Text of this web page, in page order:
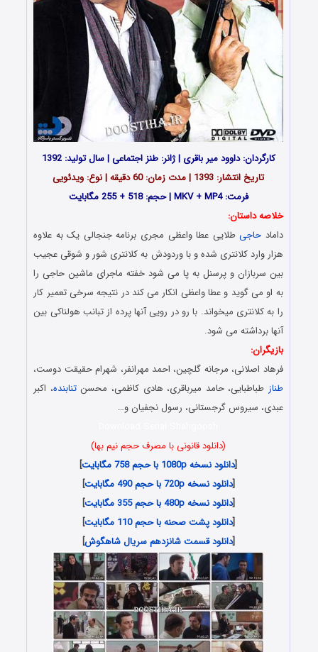
کارگردان: داوود میر باقری | ژانر: طنز اجتماعی | سال تولید: 1392
تاریخ انتشار: 1393 | مدت زمان: 60 دقیقه | نوع: ویدئویی
فرمت: MKV + MP4 | حجم: 518 + 255 مگابایت
خلاصه داستان:
داماد حاجیطلایی عطا واعظی مجری برنامه جنجالی یک به علاوه
هزار وارد کلانتری شده و با وردودش به کلانتری شور و شوقی عجیب
بین سربازان و پرسنل به پا می شود خفته ماجرای ماشین حاجی را
به او می گوید و عطا واعظی انکار می کند در نتیجه سرخی تعمیر کار
را به کلانتری میخواند. با رو در رویی آنها پرده از تبانب هولناکی بین
آنها برداشته می شود.
بازیگران:
فرهاد اصلانی، مرجانه گلچین، احمد مهرانفر، شهرام حقیقت دوست،
طناز طباطبایی، حامد میرباقری، هادی کاظمی، محسنتنابنده، اکبر
عبدی، سیروس گرجستانی، رسول نجفیان و…
(دانلود قانونی با مصرف حجم نیم بها)
[دانلود نسخه 1080p با حجم 758 مگابایت
]
[دانلود نسخه 720p با حجم 490 مگابایت
]
[دانلود نسخه 480p با حجم 355 مگابایت
]
[دانلود پشت صحنه با حجم 110 مگابایت
]
[دانلود قسمت شانزدهم سریال شاهگوش]